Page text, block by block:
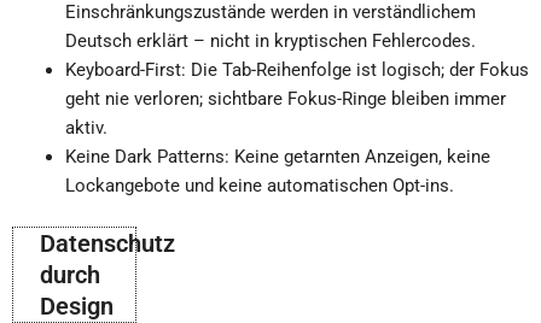
Einschränkungszustände werden in verständlichem
Deutsch erklärt – nicht in kryptischen Fehlercodes.
Keyboard-First: Die Tab-Reihenfolge ist logisch; der Fokus
geht nie verloren; sichtbare Fokus-Ringe bleiben immer
aktiv.
Keine Dark Patterns: Keine getarnten Anzeigen, keine
Lockangebote und keine automatischen Opt-ins.
Datenschutz
durch
Design